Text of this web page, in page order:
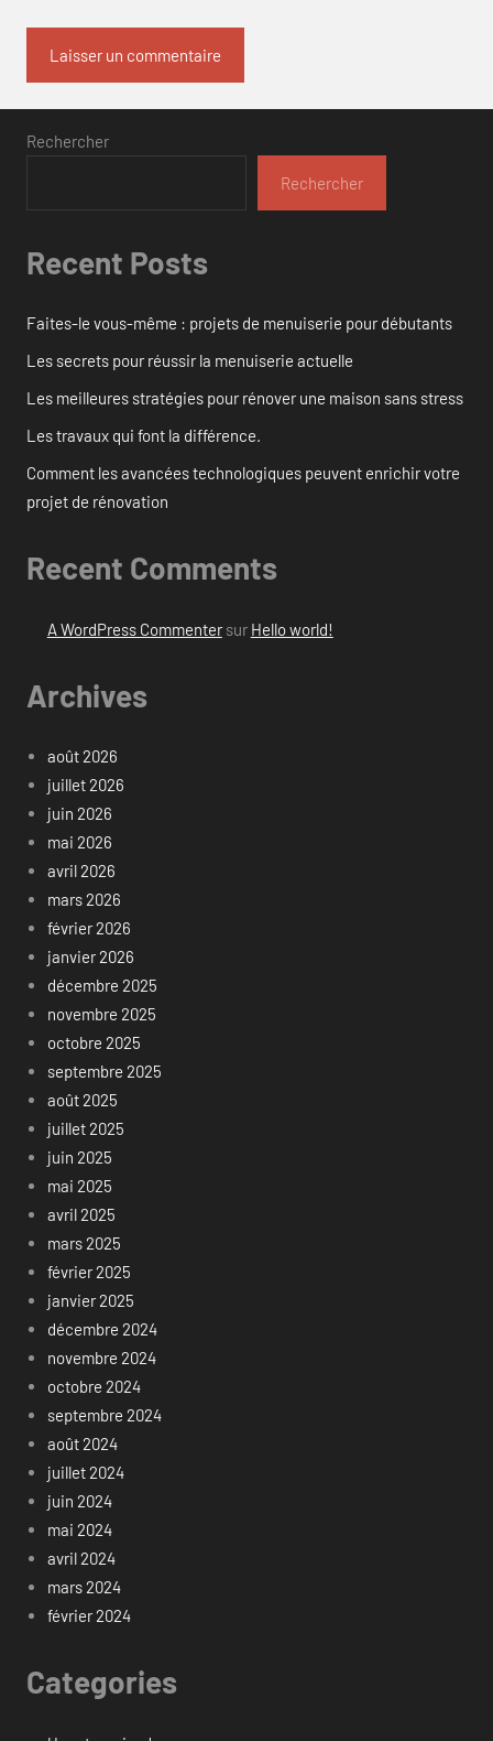
Rechercher
Rechercher
Recent Posts
Faites-le vous-même : projets de menuiserie pour débutants
Les secrets pour réussir la menuiserie actuelle
Les meilleures stratégies pour rénover une maison sans stress
Les travaux qui font la différence.
Comment les avancées technologiques peuvent enrichir votre
projet de rénovation
Recent Comments
A WordPress Commentersur Hello world!
Archives
août 2026
juillet 2026
juin 2026
mai 2026
avril 2026
mars 2026
février 2026
janvier 2026
décembre 2025
novembre 2025
octobre 2025
septembre 2025
août 2025
juillet 2025
juin 2025
mai 2025
avril 2025
mars 2025
février 2025
janvier 2025
décembre 2024
novembre 2024
octobre 2024
septembre 2024
août 2024
juillet 2024
juin 2024
mai 2024
avril 2024
mars 2024
février 2024
Categories